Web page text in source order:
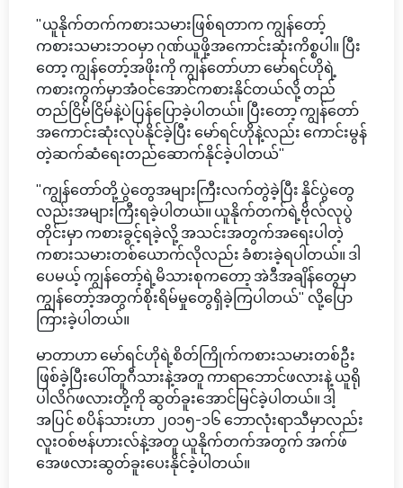
"ယူနိုက်တက်ကစားသမားဖြစ်ရတာက ကျွန်တော့်
ကစားသမားဘဝမှာ ဂုဏ်ယူဖို့အကောင်းဆုံးကိစ္စပါ။ ပြီး
တော့ ကျွန်တော့်အဖိုးကို ကျွန်တော်ဟာ မော်ရင်ဟိုရဲ့
ကစားကွက်မှာအံဝင်အောင်ကစားနိုင်တယ်လို့ တည်
တည်ငြိမ်ငြိမ်နဲ့ပဲပြန်ပြောခဲ့ပါတယ်။ ပြီးတော့ ကျွန်တော်
အကောင်းဆုံးလုပ်နိုင်ခဲ့ပြီး မော်ရင်ဟိုနဲ့လည်း ကောင်းမွန်
တဲ့ဆက်ဆံရေးတည်ဆောက်နိုင်ခဲ့ပါတယ်"
"ကျွန်တော်တို့ ပွဲတွေအများကြီးလက်တွဲခဲ့ပြီး နိုင်ပွဲတွေ
လည်းအများကြီးရခဲ့ပါတယ်။ ယူနိုက်တက်ရဲ့ဗိုလ်လုပွဲ
တိုင်းမှာ ကစားခွင့်ရခဲ့လို့ အသင်းအတွက်အရေးပါတဲ့
ကစားသမားတစ်ယောက်လိုလည်း ခံစားခဲ့ရပါတယ်။ ဒါ
ပေမယ့် ကျွန်တော့်ရဲ့မိသားစုကတော့ အဲဒီအချိန်တွေမှာ
ကျွန်တော့်အတွက်စိုးရိမ်မှုတွေရှိခဲ့ကြပါတယ်" လို့ပြော
ကြားခဲ့ပါတယ်။
မာတာဟာ မော်ရင်ဟိုရဲ့စိတ်ကြိုက်ကစားသမားတစ်ဦး
ဖြစ်ခဲ့ပြီးပေါ်တူဂီသားနဲ့အတူ ကာရာဘောင်ဖလားနဲ့ ယူရို
ပါလိဂ်ဖလားတို့ကို ဆွတ်ခူးအောင်မြင်ခဲ့ပါတယ်။ ဒါ့
အပြင် စပိန်သားဟာ ၂၀၁၅-၁၆ ဘောလုံးရာသီမှာလည်း
လူးဝစ်ဗန်ဟားလ်နဲ့အတူ ယူနိုက်တက်အတွက် အက်ဖ်
အေဖလားဆွတ်ခူးပေးနိုင်ခဲ့ပါတယ်။